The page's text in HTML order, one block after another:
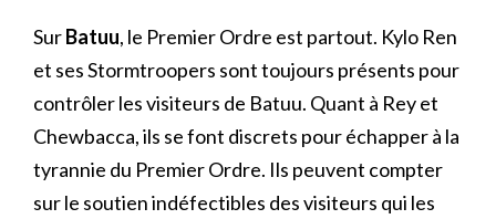
SurBatuu, le Premier Ordre est partout. Kylo Ren
et ses Stormtroopers sont toujours présents pour
contrôler les visiteurs de Batuu. Quant à Rey et
Chewbacca, ils se font discrets pour échapper à la
tyrannie du Premier Ordre. Ils peuvent compter
sur le soutien indéfectibles des visiteurs qui les